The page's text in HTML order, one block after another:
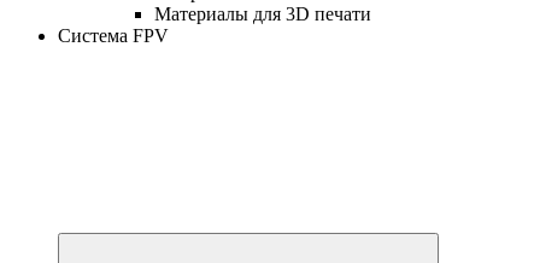
Материалы для 3D печати
Система FPV